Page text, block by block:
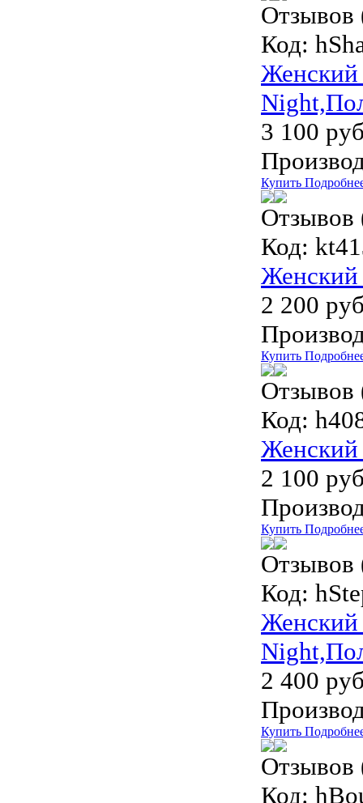
Отзывов
Код:
Женский
3 100
Купить
Отзывов
Код:
Женский
2 200
Купить
Отзывов
Код:
Женский
2 100
Купить
Отзывов
Код:
Женский
2 400
Купить
Отзывов
Код: